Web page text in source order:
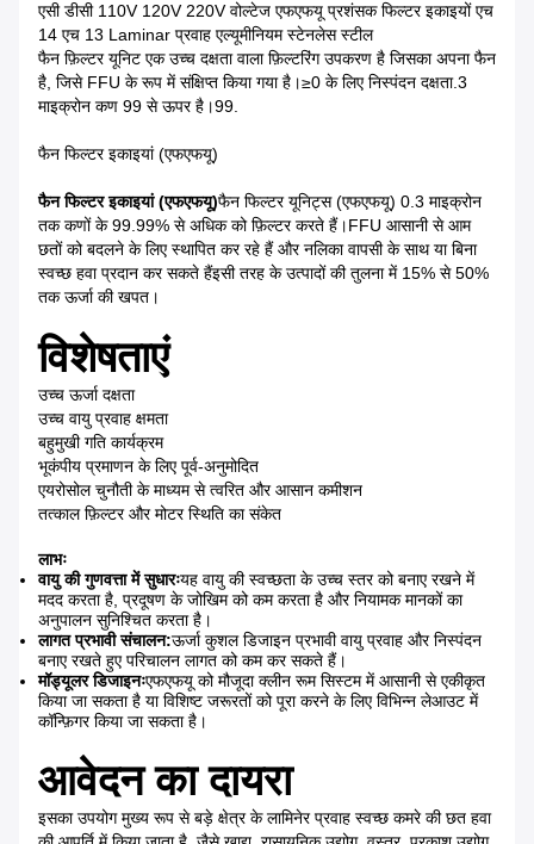
एसी डीसी 110V 120V 220V वोल्टेज एफएफयू प्रशंसक फिल्टर इकाइयों एच
14 एच 13 Laminar प्रवाह एल्यूमीनियम स्टेनलेस स्टील
फैन फ़िल्टर यूनिट एक उच्च दक्षता वाला फ़िल्टरिंग उपकरण है जिसका अपना फैन
है, जिसे FFU के रूप में संक्षिप्त किया गया है।≥0 के लिए निस्पंदन दक्षता.3
माइक्रोन कण 99 से ऊपर है।99.
फैन फिल्टर इकाइयां (एफएफयू)
फैन फिल्टर इकाइयां (एफएफयू)फैन फिल्टर यूनिट्स (एफएफयू) 0.3 माइक्रोन
तक कणों के 99.99% से अधिक को फ़िल्टर करते हैं।FFU आसानी से आम
छतों को बदलने के लिए स्थापित कर रहे हैं और नलिका वापसी के साथ या बिना
स्वच्छ हवा प्रदान कर सकते हैंइसी तरह के उत्पादों की तुलना में 15% से 50%
तक ऊर्जा की खपत।
विशेषताएं
उच्च ऊर्जा दक्षता
उच्च वायु प्रवाह क्षमता
बहुमुखी गति कार्यक्रम
भूकंपीय प्रमाणन के लिए पूर्व-अनुमोदित
एयरोसोल चुनौती के माध्यम से त्वरित और आसान कमीशन
तत्काल फ़िल्टर और मोटर स्थिति का संकेत
लाभः
वायु की गुणवत्ता में सुधारःयह वायु की स्वच्छता के उच्च स्तर को बनाए रखने में
मदद करता है, प्रदूषण के जोखिम को कम करता है और नियामक मानकों का
अनुपालन सुनिश्चित करता है।
लागत प्रभावी संचालन:ऊर्जा कुशल डिजाइन प्रभावी वायु प्रवाह और निस्पंदन
बनाए रखते हुए परिचालन लागत को कम कर सकते हैं।
मॉड्यूलर डिजाइनःएफएफयू को मौजूदा क्लीन रूम सिस्टम में आसानी से एकीकृत
किया जा सकता है या विशिष्ट जरूरतों को पूरा करने के लिए विभिन्न लेआउट में
कॉन्फ़िगर किया जा सकता है।
आवेदन का दायरा
इसका उपयोग मुख्य रूप से बड़े क्षेत्र के लामिनेर प्रवाह स्वच्छ कमरे की छत हवा